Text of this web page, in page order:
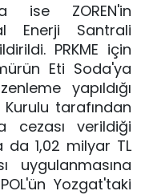
ise ZOREN'in
Enerji Santrali
PRKME için
Eti Soda'ya
yapıldığı
Kurulu tarafından
cezası verildiği
da 1,02 milyar TL
uygulanmasına
Yozgat'taki